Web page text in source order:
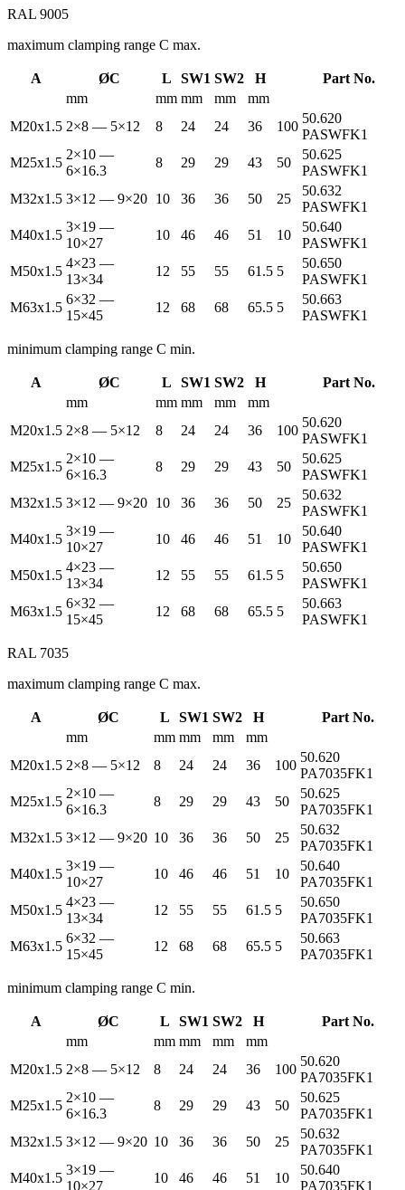
RAL 9005
maximum clamping range C max.
A ØC L SW1 SW2 H
Part No.
mm
mm mm mm
mm
M20x1.5 2×8 — 5×12 8 24 24 36 100
50.620
PASWFK1
M25x1.5
2×10 —
6×16.3
8 29 29 43 50
50.625
PASWFK1
M32x1.5 3×12 — 9×20 10 36 36 50 25
50.632
PASWFK1
M40x1.5
3×19 —
10×27
10 46 46 51 10
50.640
PASWFK1
M50x1.5
4×23 —
13×34
12 55 55 61.5 5
50.650
PASWFK1
M63x1.5
6×32 —
15×45
12 68 68 65.5 5
50.663
PASWFK1
minimum clamping range C min.
A ØC L SW1 SW2 H
Part No.
mm
mm mm mm
mm
M20x1.5 2×8 — 5×12 8 24 24 36 100
50.620
PASWFK1
M25x1.5
2×10 —
6×16.3
8 29 29 43 50
50.625
PASWFK1
M32x1.5 3×12 — 9×20 10 36 36 50 25
50.632
PASWFK1
M40x1.5
3×19 —
10×27
10 46 46 51 10
50.640
PASWFK1
M50x1.5
4×23 —
13×34
12 55 55 61.5 5
50.650
PASWFK1
M63x1.5
6×32 —
15×45
12 68 68 65.5 5
50.663
PASWFK1
RAL 7035
maximum clamping range C max.
A ØC L SW1 SW2 H
Part No.
mm
mm mm mm
mm
M20x1.5 2×8 — 5×12 8 24 24 36 100
50.620
PA7035FK1
M25x1.5
2×10 —
6×16.3
8 29 29 43 50
50.625
PA7035FK1
M32x1.5 3×12 — 9×20 10 36 36 50 25
50.632
PA7035FK1
M40x1.5
3×19 —
10×27
10 46 46 51 10
50.640
PA7035FK1
M50x1.5
4×23 —
13×34
12 55 55 61.5 5
50.650
PA7035FK1
M63x1.5
6×32 —
15×45
12 68 68 65.5 5
50.663
PA7035FK1
minimum clamping range C min.
A ØC L SW1 SW2 H
Part No.
mm
mm mm mm
mm
M20x1.5 2×8 — 5×12 8 24 24 36 100
50.620
PA7035FK1
M25x1.5
2×10 —
6×16.3
8 29 29 43 50
50.625
PA7035FK1
M32x1.5 3×12 — 9×20 10 36 36 50 25
50.632
PA7035FK1
M40x1.5
3×19 —
10×27
10 46 46 51 10
50.640
PA7035FK1